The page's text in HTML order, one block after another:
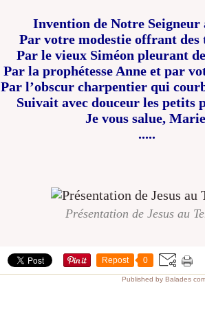
Invention de Notre Seigneur
Par votre modestie offrant des
Par le vieux Siméon pleurant
Par la prophétesse Anne et par
Par l’obscur charpentier qui
Suivait avec douceur les petits
Je vous salue,
.....
Présentation de Jesus au
Repost 0
Published by Balades